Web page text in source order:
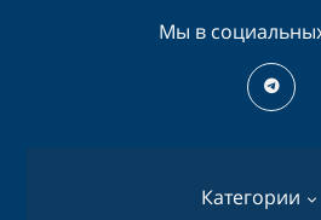
Категории
Мы в